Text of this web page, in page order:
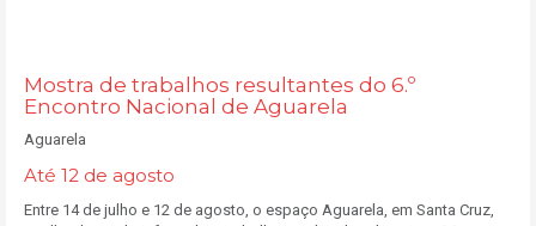
Mostra de trabalhos resultantes do 6.º
Encontro Nacional de Aguarela
Aguarela
Até 12 de agosto
Entre 14 de julho e 12 de agosto, o espaço Aguarela, em Santa Cruz,